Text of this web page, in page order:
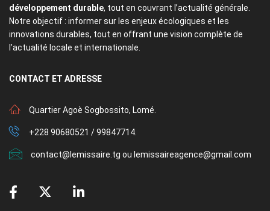
développement durable, tout en couvrant l’actualité générale.
Notre objectif : informer sur les enjeux écologiques et les
innovations durables, tout en offrant une vision complète de
l’actualité locale et internationale.
CONTACT ET ADRESSE
Quartier Agoè Sogbossito, Lomé.
+228 90680521 / 99847714.
contact@lemissaire.tg ou lemissaireagence@gmail.com